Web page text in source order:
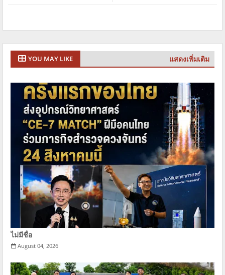
YOU MAY LIKE แสดงเพิ่มเติม
ไม่มีชื่อ
August 04, 2026